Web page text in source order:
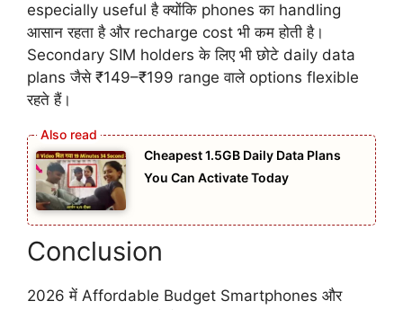
especially useful है क्योंकि phones का handling
आसान रहता है और recharge cost भी कम होती है।
Secondary SIM holders के लिए भी छोटे daily data
plans जैसे ₹149–₹199 range वाले options flexible
रहते हैं।
Cheapest 1.5GB Daily Data Plans
You Can Activate Today
Conclusion
2026 में Affordable Budget Smartphones और